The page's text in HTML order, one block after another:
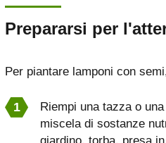
Prepararsi per
Per piantare lamponi con
Riempi una tazza o
miscela di sostanze